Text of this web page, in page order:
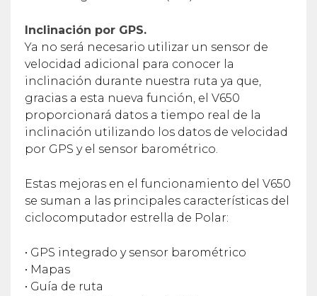
Inclinación por GPS.
Ya no será necesario utilizar un sensor de
velocidad adicional para conocer la
inclinación durante nuestra ruta ya que,
gracias a esta nueva función, el V650
proporcionará datos a tiempo real de la
inclinación utilizando los datos de velocidad
por GPS y el sensor barométrico.
Estas mejoras en el funcionamiento del V650
se suman a las principales características del
ciclocomputador estrella de Polar:
• GPS integrado y sensor barométrico
• Mapas
• Guía de ruta